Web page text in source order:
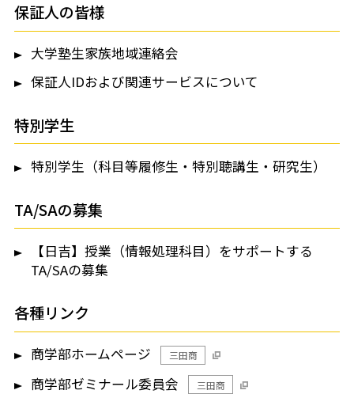
保証人の皆様
大学塾生家族地域連絡会
保証人IDおよび関連サービスについて
特別学生
特別学生（科目等履修生・特別聴講生・研究生）
TA/SAの募集
【日吉】授業（情報処理科目）をサポートする
TA/SAの募集
各種リンク
商学部ホームページ 三田商
商学部ゼミナール委員会 三田商